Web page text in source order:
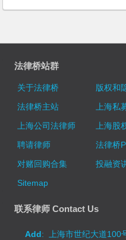
法律桥站群
关于法律桥 版权和
法律桥主站
上海私
上海公司法律师
上海股
聘请律师
法律桥
对赌回购合集
投融资
Sitemap
联系律师 Contact Us
Add: 上海市世纪大道100